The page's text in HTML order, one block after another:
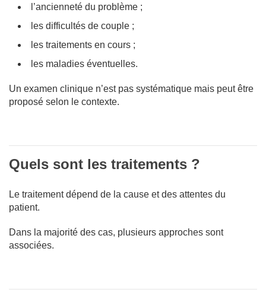
l’ancienneté du problème ;
les difficultés de couple ;
les traitements en cours ;
les maladies éventuelles.
Un examen clinique n’est pas systématique mais peut être
proposé selon le contexte.
Quels sont les traitements ?
Le traitement dépend de la cause et des attentes du
patient.
Dans la majorité des cas, plusieurs approches sont
associées.